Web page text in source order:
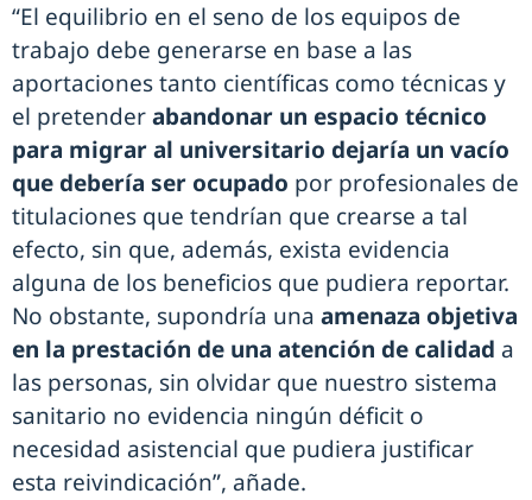
“El equilibrio en el seno de los equipos de
trabajo debe generarse en base a las
aportaciones tanto científicas como técnicas y
el pretenderabandonar un espacio técnico
para migrar al universitario dejaría un vacío
que debería ser ocupado por profesionales de
titulaciones que tendrían que crearse a tal
efecto, sin que, además, exista evidencia
alguna de los beneficios que pudiera reportar.
No obstante, supondría una amenaza objetiva
en la prestación de una atención de calidad a
las personas, sin olvidar que nuestro sistema
sanitario no evidencia ningún déficit o
necesidad asistencial que pudiera justificar
esta reivindicación”, añade.